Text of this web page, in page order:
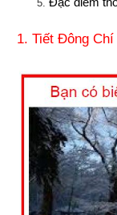
1. Tiết Đông